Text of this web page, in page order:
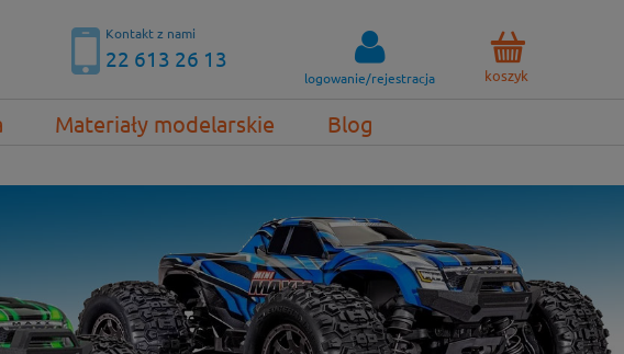
koszyk
logowanie/rejestracja
Kontakt z nami
22 613 26 13
Materiały modelarskie Blog